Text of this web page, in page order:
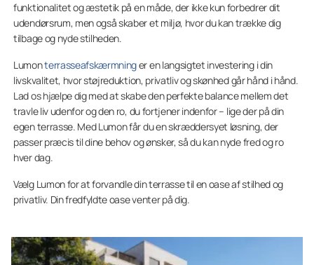
funktionalitet og æstetik på en måde, der ikke kun forbedrer dit
udendørsrum, men også skaber et miljø, hvor du kan trække dig
tilbage og nyde stilheden.
Lumonterrasseafskærmninger en langsigtet investering i din
livskvalitet, hvor støjreduktion, privatliv og skønhed går hånd i hånd.
Lad os hjælpe dig med at skabe den perfekte balance mellem det
travle liv udenfor og den ro, du fortjener indenfor – lige der på din
egen terrasse. Med Lumon får du en skræddersyet løsning, der
passer præcis til dine behov og ønsker, så du kan nyde fred og ro
hver dag.
Vælg Lumon for at forvandle din terrasse til en oase af stilhed og
privatliv. Din fredfyldte oase venter på dig.